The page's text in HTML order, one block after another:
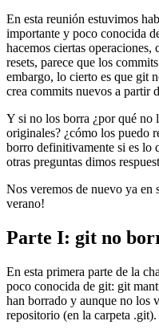
En esta reunión estuvimos
importante y poco conocida
hacemos ciertas
resets, parece que los
embargo, lo cierto es que git
crea commits nuevos a partir
Y si no los borra ¿por qué no
originales? ¿cómo los puedo
borro definitivamente si es lo
otras preguntas dimos
Nos veremos de nuevo ya en
verano!
Parte I: git no
En esta primera parte de la
poco conocida de git: git
han borrado y aunque no los
repositorio (en la carpeta .git).